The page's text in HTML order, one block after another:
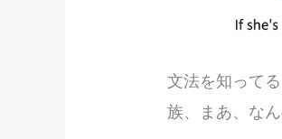
文法を知って
族、まあ、な